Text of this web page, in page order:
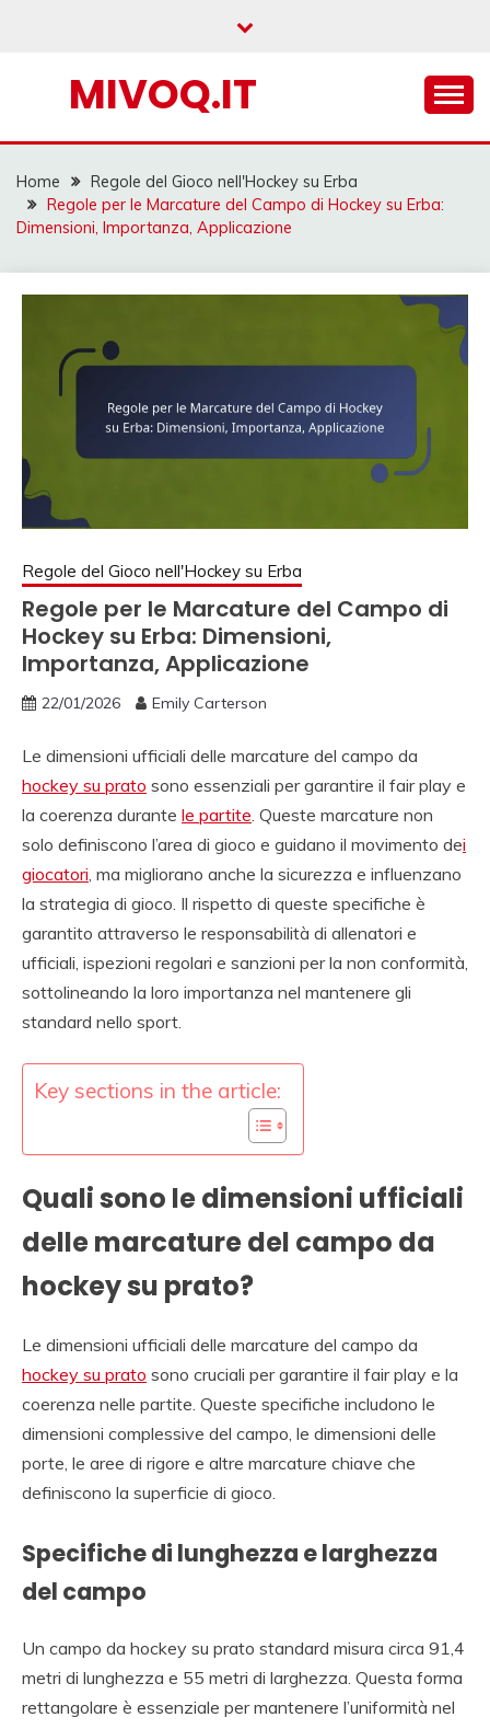
MIVOQ.IT
Home
Regole del Gioco nell'Hockey su Erba
Regole per le Marcature del Campo di Hockey su Erba:
Dimensioni, Importanza, Applicazione
Regole del Gioco nell'Hockey su Erba
Regole per le Marcature del Campo di
Hockey su Erba: Dimensioni,
Importanza, Applicazione
22/01/2026 Emily Carterson
Le dimensioni ufficiali delle marcature del campo da
hockey su prato sono essenziali per garantire il fair play e
la coerenza durante le partite. Queste marcature non
solo definiscono l’area di gioco e guidano il movimento dei
giocatori, ma migliorano anche la sicurezza e influenzano
la strategia di gioco. Il rispetto di queste specifiche è
garantito attraverso le responsabilità di allenatori e
ufficiali, ispezioni regolari e sanzioni per la non conformità,
sottolineando la loro importanza nel mantenere gli
standard nello sport.
Key sections in the article:
Quali sono le dimensioni ufficiali
delle marcature del campo da
hockey su prato?
Le dimensioni ufficiali delle marcature del campo da
hockey su prato sono cruciali per garantire il fair play e la
coerenza nelle partite. Queste specifiche includono le
dimensioni complessive del campo, le dimensioni delle
porte, le aree di rigore e altre marcature chiave che
definiscono la superficie di gioco.
Specifiche di lunghezza e larghezza
del campo
Un campo da hockey su prato standard misura circa 91,4
metri di lunghezza e 55 metri di larghezza. Questa forma
rettangolare è essenziale per mantenere l’uniformità nel